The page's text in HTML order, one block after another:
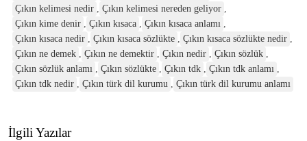
Çıkın kelimesi nedir , Çıkın kelimesi nereden geliyor ,
Çıkın kime denir , Çıkın kısaca , Çıkın kısaca anlamı ,
Çıkın kısaca nedir , Çıkın kısaca sözlükte , Çıkın kısaca sözlükte nedir ,
Çıkın ne demek , Çıkın ne demektir , Çıkın nedir , Çıkın sözlük ,
Çıkın sözlük anlamı , Çıkın sözlükte , Çıkın tdk , Çıkın tdk anlamı ,
Çıkın tdk nedir , Çıkın türk dil kurumu , Çıkın türk dil kurumu anlamı
İlgili Yazılar